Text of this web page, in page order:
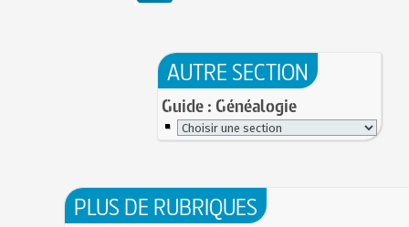
AUTRE SECTION
Guide : Généalogie
PLUS DE RUBRIQUES